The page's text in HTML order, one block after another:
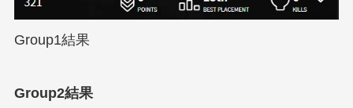
Group1結果
Group2結果